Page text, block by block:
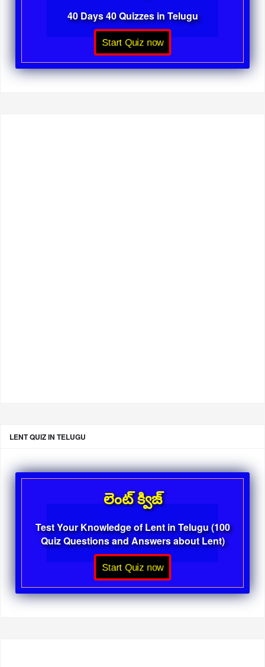
40 Days 40 Quizzes in Telugu
Start Quiz now
LENT QUIZ IN TELUGU
లెంట్ క్విజ్
Test Your Knowledge of Lent in Telugu (100
Quiz Questions and Answers about Lent)
Start Quiz now